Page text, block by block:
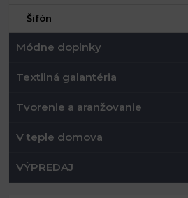
Šifón
Módne doplnky
Textilná galantéria
Tvorenie a aranžovanie
V teple domova
VÝPREDAJ